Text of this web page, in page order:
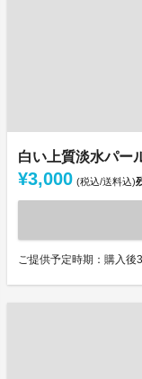
白い上質淡水パー
¥3,000 (税込/送料込)
ご提供予定時期：購入後